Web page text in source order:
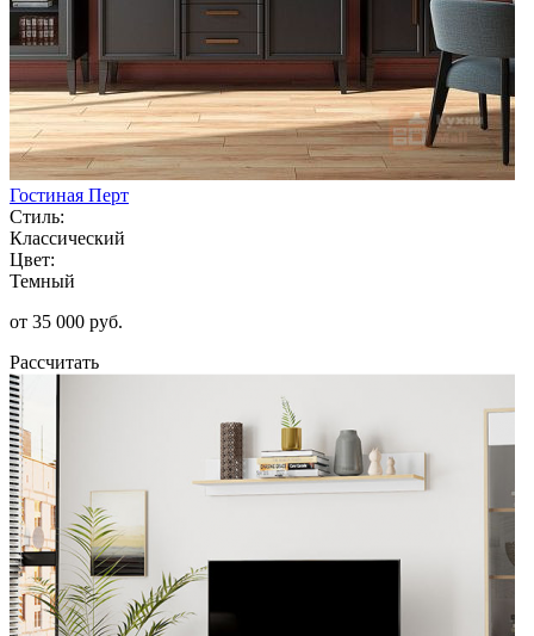
Гостиная Перт
Стиль:
Классический
Цвет:
Темный
от 35 000 руб.
Рассчитать